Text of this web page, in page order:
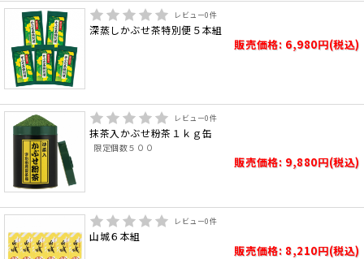
レビュー0件
深蒸しかぶせ茶特別便５本組
販売価格: 6,980円(税込)
レビュー0件
抹茶入かぶせ粉茶１ｋｇ缶
限定個数５００
販売価格: 9,880円(税込)
レビュー0件
山城６本組
販売価格: 8,210円(税込)